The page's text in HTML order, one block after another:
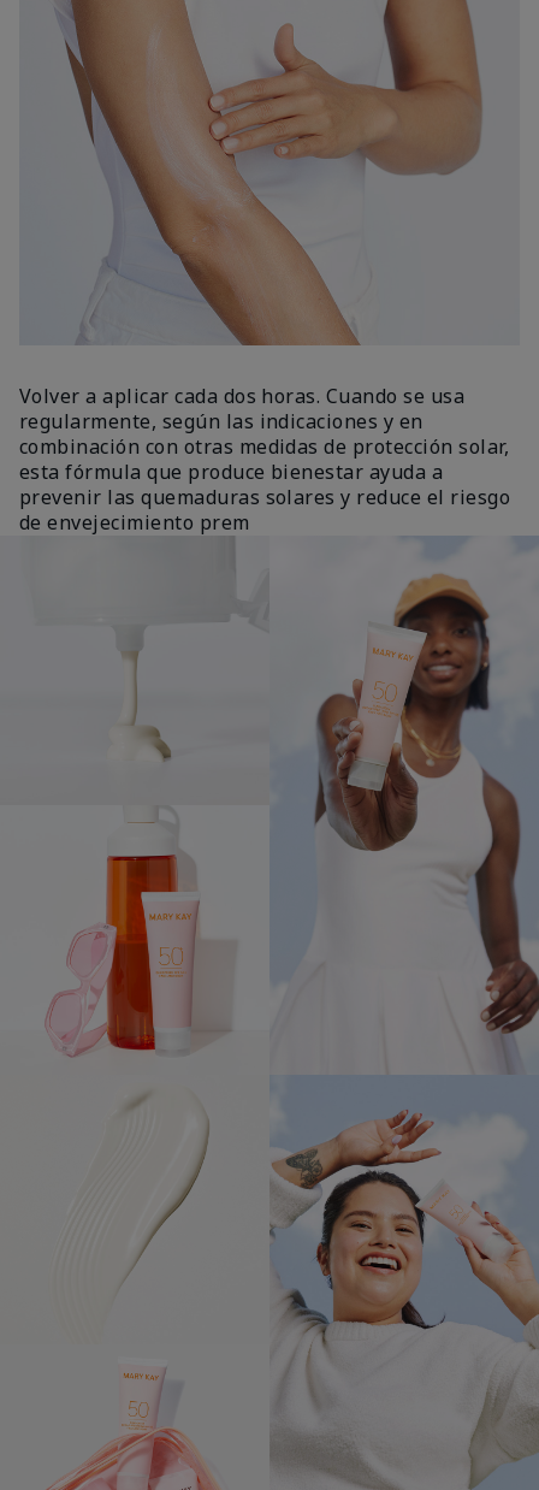
Volver a aplicar cada dos horas. Cuando se usa
regularmente, según las indicaciones y en
combinación con otras medidas de protección solar,
esta fórmula que produce bienestar ayuda a
prevenir las quemaduras solares y reduce el riesgo
de envejecimiento prem